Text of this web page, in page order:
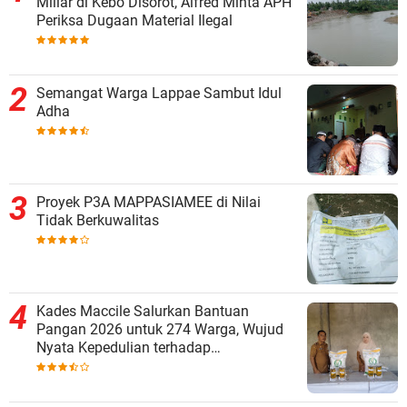
Periksa Dugaan Material Ilegal
Semangat Warga Lappae Sambut Idul
Adha
Proyek P3A MAPPASIAMEE di Nilai
Tidak Berkuwalitas
Kades Maccile Salurkan Bantuan
Pangan 2026 untuk 274 Warga, Wujud
Nyata Kepedulian terhadap
Kesejahteraan Masyarakat